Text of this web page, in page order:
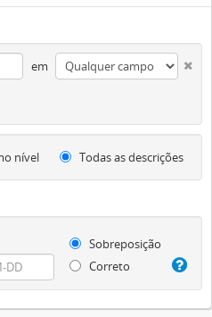
em
nível Todas as descrições
Sobreposição
Correto